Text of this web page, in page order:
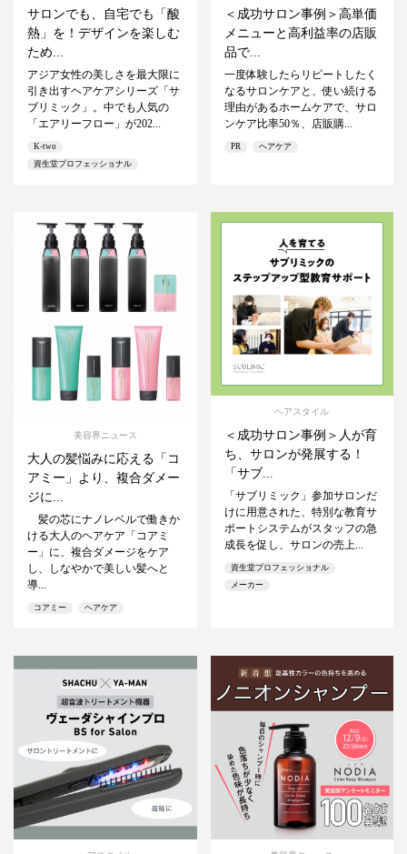
サロンでも、自宅でも「酸
熱」を！デザインを楽しむ
ため...
アジア女性の美しさを最大限に
引き出すヘアケアシリーズ「サ
ブリミック」。中でも人気の
「エアリーフロー」が202...
K-two
資生堂プロフェッショナル
＜成功サロン事例＞高単価
メニューと高利益率の店販
品で...
一度体験したらリピートしたく
なるサロンケアと、使い続ける
理由があるホームケアで、サロ
ンケア比率50％、店販購...
PR ヘアケア
美容界ニュース
大人の髪悩みに応える「コ
アミー」より、複合ダメー
ジに...
髪の芯にナノレベルで働きか
ける大人のヘアケア「コアミ
ー」に、複合ダメージをケア
し、しなやかで美しい髪へと
導...
コアミー ヘアケア
ヘアスタイル
＜成功サロン事例＞人が育
ち、サロンが発展する！
「サブ...
「サブリミック」参加サロンだ
けに用意された、特別な教育サ
ポートシステムがスタッフの急
成長を促し、サロンの売上...
資生堂プロフェッショナル
メーカー